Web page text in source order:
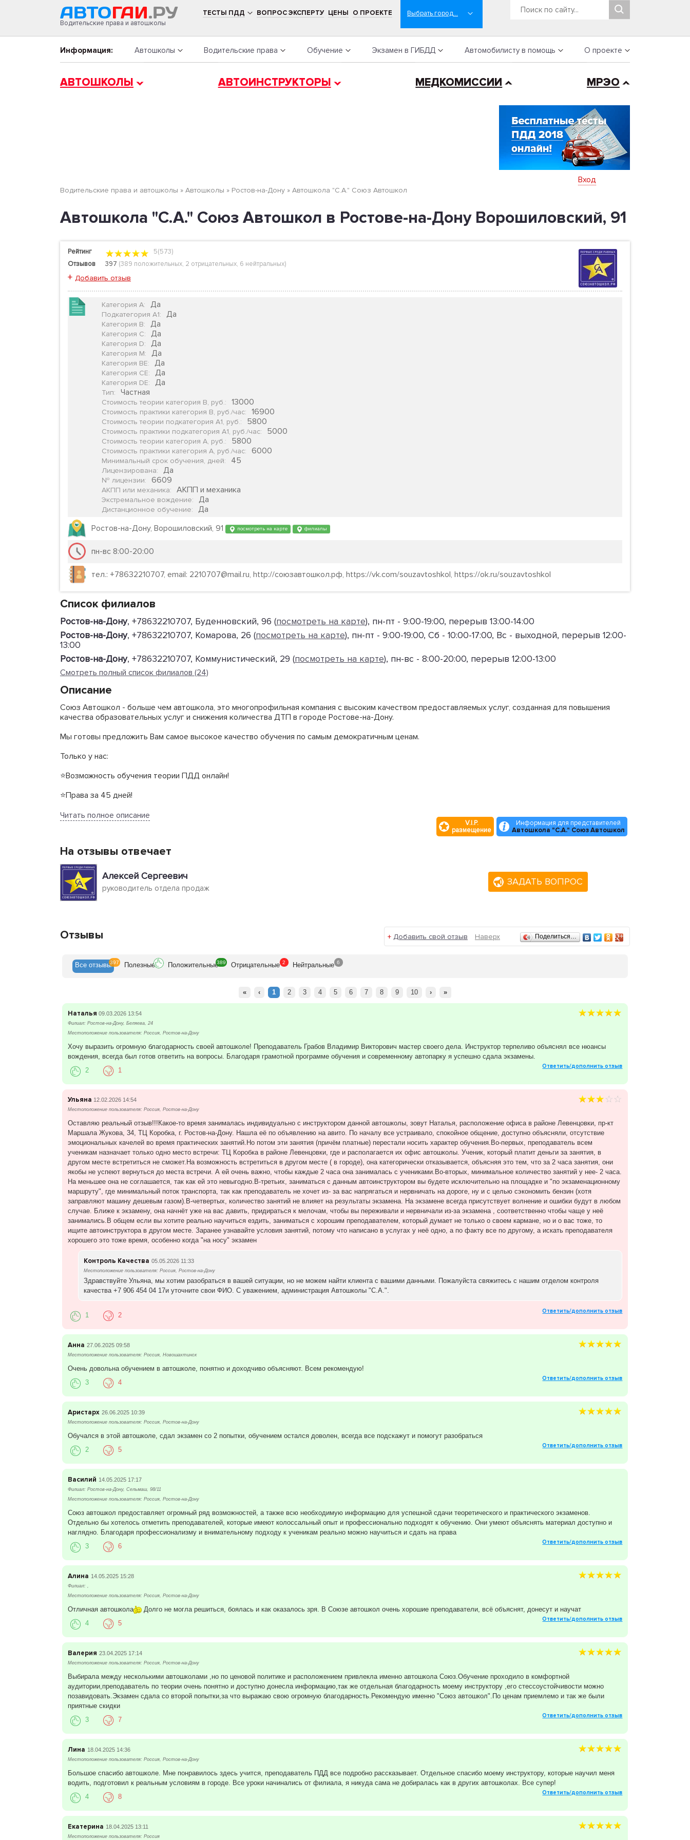
Водительские права и автошколы
ТЕСТЫ ПДД ВОПРОС ЭКСПЕРТУ ЦЕНЫ О ПРОЕКТЕ
Информация: Автошколы Водительские права Обучение Экзамен в ГИБДД Автомобилисту в помощь О проекте
АВТОШКОЛЫ АВТОИНСТРУКТОРЫ МЕДКОМИССИИ МРЭО
Водительские права и автошколы » Автошколы » Ростов-на-Дону » Автошкола "С.А." Союз Автошкол
Вход
Автошкола "С.А." Союз Автошкол в Ростове-на-Дону Ворошиловский, 91
Рейтинг
5(573)
Отзывов
397 (389 положительных, 2 отрицательных, 6 нейтральных)
+ Добавить отзыв
Категория А: Да
Подкатегория А1: Да
Категория B: Да
Категория C: Да
Категория D: Да
Категория М: Да
Категория BE: Да
Категория CE: Да
Категория DE: Да
Тип: Частная
Стоимость теории категория B, руб.: 13000
Стоимость практики категория B, руб./час: 16900
Стоимость теории подкатегория А1, руб.: 5800
Стоимость практики подкатегория А1, руб./час: 5000
Стоимость теории категория А, руб.: 5800
Стоимость практики категория А, руб./час: 6000
Минимальный срок обучения, дней: 45
Лицензирована: Да
№ лицензии: 6609
АКПП или механика: АКПП и механика
Экстремальное вождение: Да
Дистанционное обучение:
Да
Ростов-на-Дону, Ворошиловский, 91
посмотреть на карте филиалы
пн-вс 8:00-20:00
тел.: +78632210707, email: 2210707@mail.ru, http://союзавтошкол.рф, https://vk.com/souzavtoshkol, https://ok.ru/souzavtoshkol
Список филиалов
Ростов-на-Дону, +78632210707, Буденновский, 96 (посмотреть на карте), пн-пт - 9:00-19:00, перерыв 13:00-14:00
Ростов-на-Дону, +78632210707, Комарова, 26 (посмотреть на карте), пн-пт - 9:00-19:00, Сб - 10:00-17:00, Вс - выходной, перерыв 12:00-
13:00
Ростов-на-Дону, +78632210707, Коммунистический, 29 (посмотреть на карте), пн-вс - 8:00-20:00, перерыв 12:00-13:00
Смотреть полный список филиалов (24)
Описание
Союз Автошкол - больше чем автошкола, это многопрофильная компания с высоким качеством предоставляемых услуг, созданная для повышения
качества образовательных услуг и снижения количества ДТП в городе Ростове-на-Дону.
Мы готовы предложить Вам самое высокое качество обучения по самым демократичным ценам.
Только у нас:
⭐Возможность обучения теории ПДД онлайн!
⭐Права за 45 дней!
⭐Категория "В" от 17 000 руб!
⭐Минимальный первоначальный взнос от 2000 руб.;
⭐Собственный автодром и автопарк из более чем 80 единиц современной авто и мото-техники;
⭐Бессрочная лицензия и Аккредитация ГИБДД;
⭐Дипломированные инструктора и возможность выбора авто;
⭐Теоретические занятия в утреннее, дневное и вечернее время, группы выходного дня;
⭐Широкий ассортимент дополнительных услуг для автовладельцев:
- Индивидуальное вождение на МКПП и АКПП;
- Замена водительского удостоверения;
- ОСАГО и Техосмотр;
- и др.
Мы не боимся сравнений!
Читать полное описание
V.I.P.
размещение
Информация для представителей
Автошкола "С.А." Союз Автошкол
На отзывы отвечает
Алексей Сергеевич
руководитель отдела продаж
ЗАДАТЬ ВОПРОС
Отзывы + Добавить свой отзыв Наверх Поделиться…
Все отзывы397 Полезные Положительные389 Отрицательные 2 Нейтральные 6
« ‹ 1 2 3 4 5 6 7 8 9 10 › »
Наталья 09.03.2026 13:54
Филиал: Ростов-на-Дону, Беляева, 24
Местоположение пользователя: Россия, Ростов-на-Дону
Хочу выразить огромную благодарность своей автошколе! Преподаватель Грабов Владимир Викторович мастер своего дела. Инструктор терпеливо объяснял все нюансы
вождения, всегда был готов ответить на вопросы. Благодаря грамотной программе обучения и современному автопарку я успешно сдала экзамены.
Ответить/дополнить отзыв
2 1
Ульяна 12.02.2026 14:54
Местоположение пользователя: Россия, Ростов-на-Дону
Оставляю реальный отзыв!!!Какое-то время занималась индивидуально с инструктором данной автошколы, зовут Наталья, расположение офиса в районе Левенцовки, пр-кт
Маршала Жукова, 34, ТЦ Коробка, г. Ростов-на-Дону. Нашла её по объявлению на авито. По началу все устраивало, спокойное общение, доступно объясняли, отсутствие
эмоциональных качелей во время практических занятий.Но потом эти занятия (причём платные) перестали носить характер обучения.Во-первых, преподаватель всем
ученикам назначает только одно место встречи: ТЦ Коробка в районе Левенцовки, где и располагается их офис автошколы. Ученик, который платит деньги за занятия, в
другом месте встретиться не сможет.На возможность встретиться в другом месте ( в городе), она категорически отказывается, объясняя это тем, что за 2 часа занятия, они
якобы не успеют вернуться до места встречи. А ей очень важно, чтобы каждые 2 часа она занималась с учениками.Во-вторых, минимальное количество занятий у нее- 2 часа.
На меньшее она не соглашается, так как ей это невыгодно.В-третьих, заниматься с данным автоинструктором вы будете исключительно на площадке и "по экзаменационному
маршруту", где минимальный поток транспорта, так как преподаватель не хочет из- за вас напрягаться и нервничать на дороге, ну и с целью сэкономить бензин (хотя
заправляют машину дешевым газом).В-четвертых, количество занятий не влияет на результаты экзамена. На экзамене всегда присутствует волнение и ошибки будут в любом
случае. Ближе к экзамену, она начнёт уже на вас давить, придираться к мелочам, чтобы вы переживали и нервничали из-за экзамена , соответственно чтобы чаще у неё
занимались.В общем если вы хотите реально научиться ездить, заниматься с хорошим преподавателем, который думает не только о своем кармане, но и о вас тоже, то
ищите автоинструктора в другом месте. Заранее узнавайте условия занятий, потому что написано в услугах у неё одно, а по факту все по другому, а искать преподавателя
хорошего это тоже время, особенно когда "на носу" экзамен
Контроль Качества 05.05.2026 11:33
Местоположение пользователя: Россия, Ростов-на-Дону
Здравствуйте Ульяна, мы хотим разобраться в вашей ситуации, но не можем найти клиента с вашими данными. Пожалуйста свяжитесь с нашим отделом контроля
качества +7 906 454 04 17и уточните свои ФИО. С уважением, администрация Автошколы "С.А.".
Ответить/дополнить отзыв
1 2
Анна 27.06.2025 09:58
Местоположение пользователя: Россия, Новошахтинск
Очень довольна обучением в автошколе, понятно и доходчиво объясняют. Всем рекомендую!
Ответить/дополнить отзыв
3 4
Аристарх 26.06.2025 10:39
Местоположение пользователя: Россия, Ростов-на-Дону
Обучался в этой автошколе, сдал экзамен со 2 попытки, обучением остался доволен, всегда все подскажут и помогут разобраться
Ответить/дополнить отзыв
2 5
Василий 14.05.2025 17:17
Филиал: Ростов-на-Дону, Сельмаш, 98/11
Местоположение пользователя: Россия, Ростов-на-Дону
Союз автошкол предоставляет огромный ряд возможностей, а также всю необходимую информацию для успешной сдачи теоретического и практического экзаменов.
Отдельно бы хотелось отметить преподавателей, которые имеют колоссальный опыт и профессионально подходят к обучению. Они умеют объяснять материал доступно и
наглядно. Благодаря профессионализму и внимательному подходу к ученикам реально можно научиться и сдать на права
Ответить/дополнить отзыв
3 6
Алина 14.05.2025 15:28
Филиал: ,
Местоположение пользователя: Россия, Ростов-на-Дону
Отличная автошкола Долго не могла решиться, боялась и как оказалось зря. В Союзе автошкол очень хорошие преподаватели, всё объяснят, донесут и научат
Ответить/дополнить отзыв
4 5
Валерия 23.04.2025 17:14
Местоположение пользователя: Россия, Ростов-на-Дону
Выбирала между несколькими автошколами ,но по ценовой политике и расположением привлекла именно автошкола Союз.Обучение проходило в комфортной
аудитории,преподаватель по теории очень понятно и доступно донесла информацию,так же отдельная благодарность моему инструктору ,его стессоустойчивости можно
позавидовать.Экзамен сдала со второй попытки,за что выражаю свою огромную благодарность.Рекомендую именно "Союз автошкол".По ценам приемлемо и так же были
приятные скидки
Ответить/дополнить отзыв
3 7
Лина 18.04.2025 14:36
Местоположение пользователя: Россия, Ростов-на-Дону
Большое спасибо автошколе. Мне понравилось здесь учится, преподаватель ПДД все подробно рассказывает. Отдельное спасибо моему инструктору, которые научил меня
водить, подготовил к реальным условиям в городе. Все уроки начинались от филиала, я никуда сама не добиралась как в других автошколах. Все супер!
Ответить/дополнить отзыв
4 8
Екатерина 18.04.2025 13:11
Местоположение пользователя: Россия